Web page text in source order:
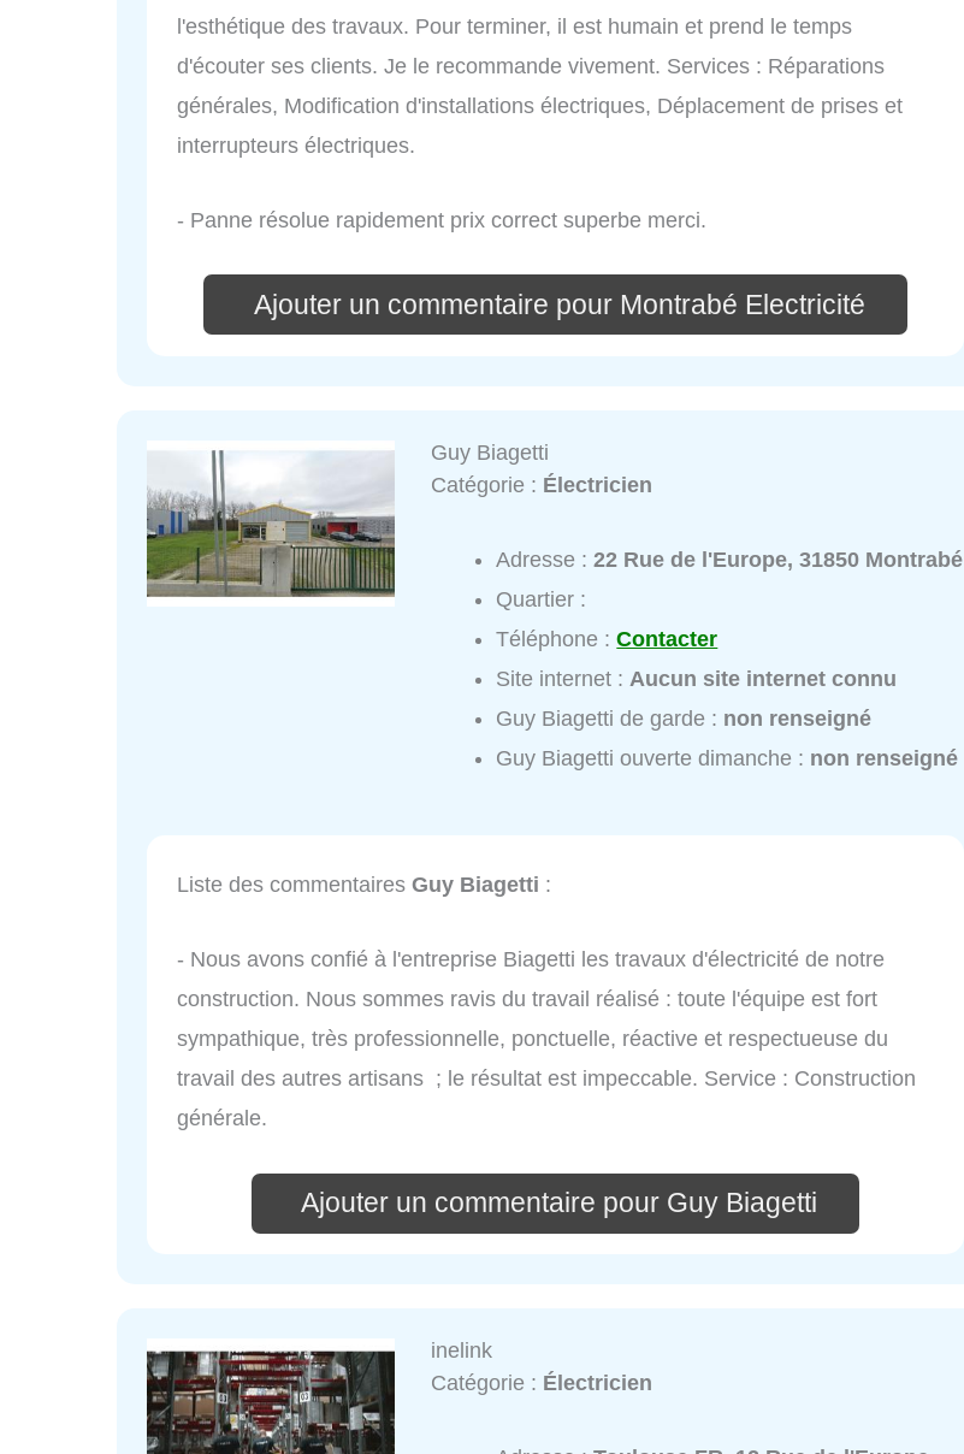
l'esthétique des travaux. Pour terminer, il est humain et prend le temps
d'écouter ses clients. Je le recommande vivement. Services : Réparations
générales, Modification d'installations électriques, Déplacement de prises et
interrupteurs électriques.
- Panne résolue rapidement prix correct superbe merci.
Ajouter un commentaire pour Montrabé Electricité
Guy Biagetti
Catégorie : Électricien
Adresse :22 Rue de l'Europe, 31850 Montrabé
Quartier :
Téléphone :Contacter
Site internet : Aucun site internet connu
Guy Biagetti de garde : non renseigné
Guy Biagetti ouverte dimanche : non renseigné
Liste des commentaires Guy Biagetti :
- Nous avons confié à l'entreprise Biagetti les travaux d'électricité de notre
construction. Nous sommes ravis du travail réalisé : toute l'équipe est fort
sympathique, très professionnelle, ponctuelle, réactive et respectueuse du
travail des autres artisans ; le résultat est impeccable. Service : Construction
générale.
Ajouter un commentaire pour Guy Biagetti
inelink
Catégorie : Électricien